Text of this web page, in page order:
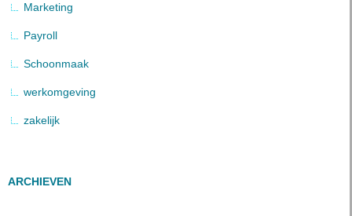
Marketing
Payroll
Schoonmaak
werkomgeving
zakelijk
ARCHIEVEN